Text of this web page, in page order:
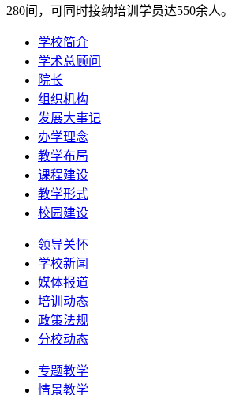
280间，可同时接纳培训学员达550余人。
学校简介
学术总顾问
院长
组织机构
发展大事记
办学理念
教学布局
课程建设
教学形式
校园建设
领导关怀
学校新闻
媒体报道
培训动态
政策法规
分校动态
专题教学
情景教学